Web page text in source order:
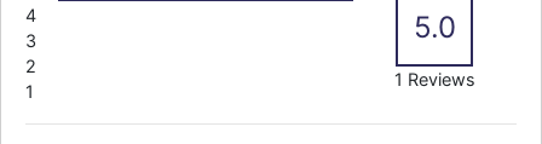
4
3
2
1
5.0
1 Reviews